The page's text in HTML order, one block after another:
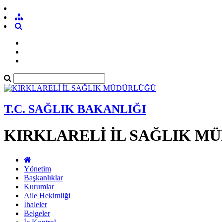
T.C. SAĞLIK BAKANLIĞI
KIRKLARELİ İL SAĞLIK
Yönetim
Başkanlıklar
Kurumlar
Aile Hekimliği
İhaleler
Belgeler